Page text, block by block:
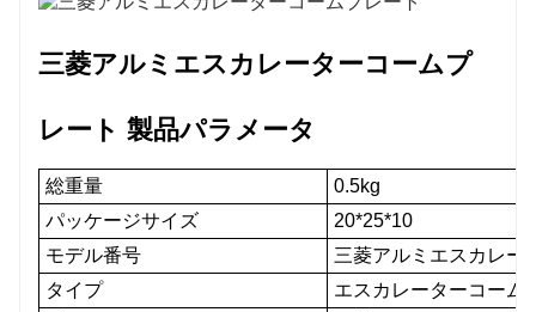
三菱アルミエスカレーターコームプ
レート 製品パラメータ
総重量
0.5kg
パッケージサイズ
20*25*10
モデル番号
三菱アルミエスカレー
タイプ
エスカレーターコーム